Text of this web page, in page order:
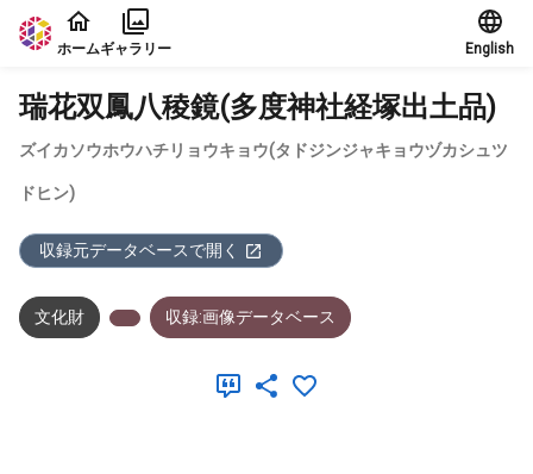
本文に飛ぶ
ホームギャラリー English
瑞花双鳳八稜鏡(多度神社経塚出土品)
ズイカソウホウハチリョウキョウ(タドジンジャキョウヅカシュツ
ドヒン)
収録元データベースで開く
文化財 収録:画像データベース